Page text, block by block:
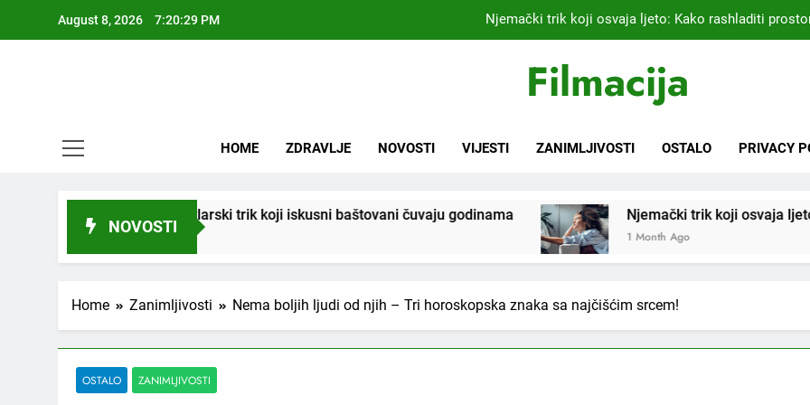
August 8, 2026 7:20:30 PM
Kardiolog koji već 20 godina liječi pacijente nakon
Samo 1 kašičica u litru vode i čak će se i “suhi štap” ukorijeniti!
Nikada se ne bi sjetili: Sve fleke sa odjeće
Filmacija
HOME ZDRAVLJE NOVOSTI VIJESTI ZANIMLJIVOSTI OSTALO PRIVACY
NOVOSTI
vrtlarski trik koji iskusni baštovani čuvaju godinama Njemački trik koji osvaja ljeto: Kako rashladiti
Home Zanimljivosti Nema boljih ljudi od njih – Tri horoskopska znaka sa najčišćim srcem!
OSTALO ZANIMLJIVOSTI